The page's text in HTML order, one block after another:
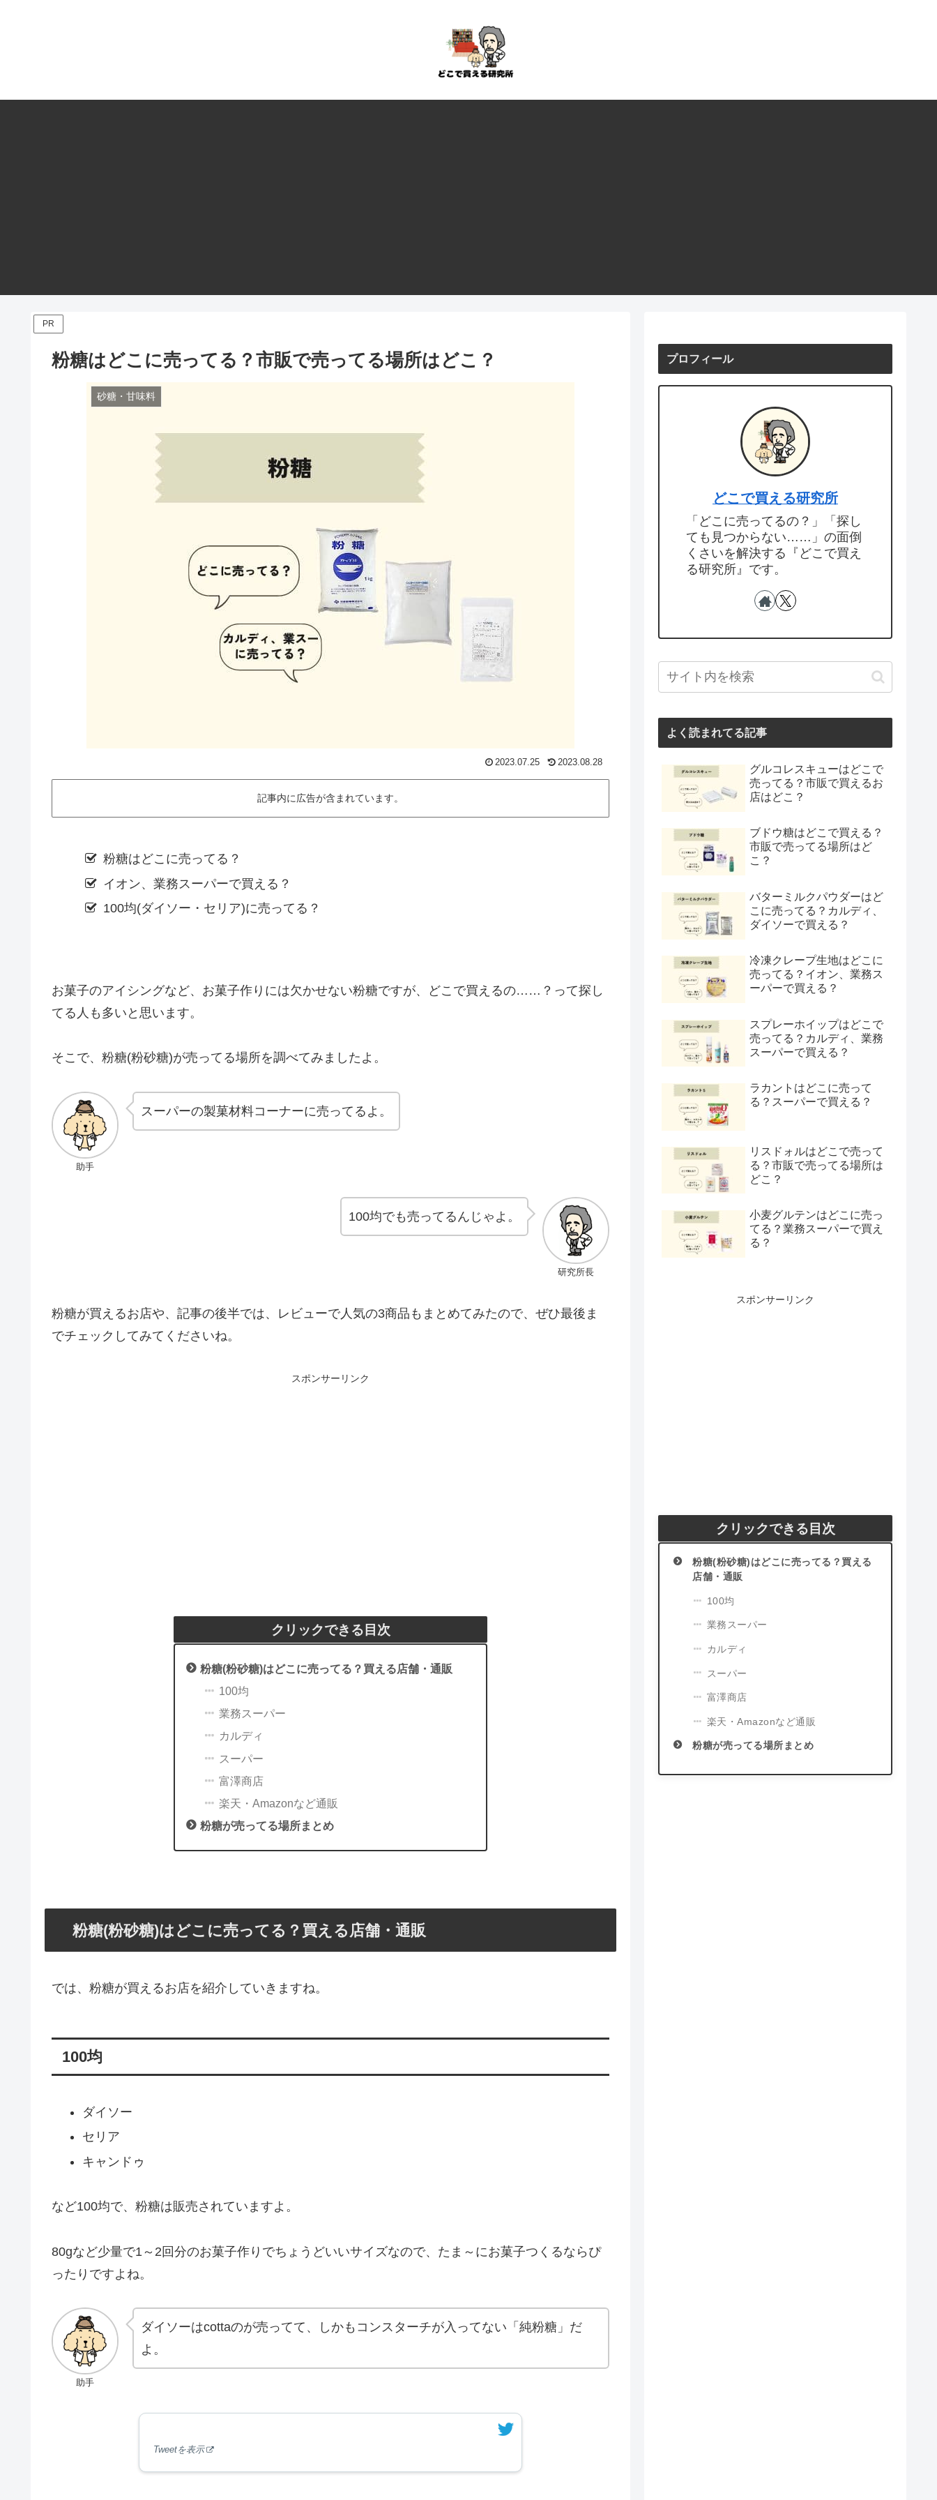
PR
粉糖はどこに売ってる？市販で売ってる場所はどこ？
砂糖・甘味料
2023.07.25 2023.08.28
記事内に広告が含まれています。
粉糖はどこに売ってる？
イオン、業務スーパーで買える？
100均(ダイソー・セリア)に売ってる？
お菓子のアイシングなど、お菓子作りには欠かせない粉糖ですが、どこで買えるの……？って探し
てる人も多いと思います。
そこで、粉糖(粉砂糖)が売ってる場所を調べてみましたよ。
助手
スーパーの製菓材料コーナーに売ってるよ。
研究所長
100均でも売ってるんじゃよ。
粉糖が買えるお店や、記事の後半では、レビューで人気の3商品もまとめてみたので、ぜひ最後ま
でチェックしてみてくださいね。
スポンサーリンク
クリックできる目次
粉糖(粉砂糖)はどこに売ってる？買える店舗・通販
100均
業務スーパー
カルディ
スーパー
富澤商店
楽天・Amazonなど通販
粉糖が売ってる場所まとめ
粉糖(粉砂糖)はどこに売ってる？買える店舗・通販
では、粉糖が買えるお店を紹介していきますね。
100均
ダイソー
セリア
キャンドゥ
など100均で、粉糖は販売されていますよ。
80gなど少量で1～2回分のお菓子作りでちょうどいいサイズなので、たま～にお菓子つくるならぴ
ったりですよね。
助手
ダイソーはcottaのが売ってて、しかもコンスターチが入ってない「純粉糖」だ
よ。
Tweetを表示
プロフィール
どこで買える研究所
「どこに売ってるの？」「探し
ても見つからない……」の面倒
くさいを解決する『どこで買え
る研究所』です。
よく読まれてる記事
グルコレスキューはどこで
売ってる？市販で買えるお
店はどこ？
ブドウ糖はどこで買える？
市販で売ってる場所はど
こ？
バターミルクパウダーはど
こに売ってる？カルディ、
ダイソーで買える？
冷凍クレープ生地はどこに
売ってる？イオン、業務ス
ーパーで買える？
スプレーホイップはどこで
売ってる？カルディ、業務
スーパーで買える？
ラカントはどこに売って
る？スーパーで買える？
リスドォルはどこで売って
る？市販で売ってる場所は
どこ？
小麦グルテンはどこに売っ
てる？業務スーパーで買え
る？
スポンサーリンク
クリックできる目次
粉糖(粉砂糖)はどこに売ってる？買える
店舗・通販
100均
業務スーパー
カルディ
スーパー
富澤商店
楽天・Amazonなど通販
粉糖が売ってる場所まとめ